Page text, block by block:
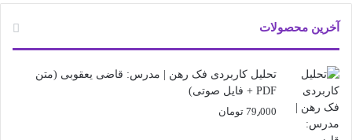
آخرین محصولات
تحلیل کاربردی فک رهن | مدرس: قاضی یعقوبی (متن
PDF + فایل صوتی)
79٫000 تومان